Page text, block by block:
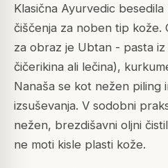
Klasična Ayurvedic
čiščenja za noben tip kože.
za obraz je Ubtan - pasta
čičerikina ali lečina),
Nanaša se kot nežen piling
izsuševanja. V sodobni
nežen, brezdišavni oljni
ne moti kisle plasti kože.